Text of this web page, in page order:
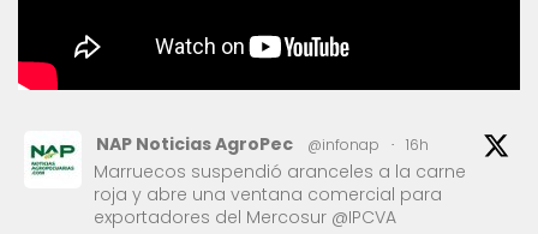
NAP Noticias AgroPec @infonap · 16h
Marruecos suspendió aranceles a la carne
roja y abre una ventana comercial para
exportadores del Mercosur @IPCVA